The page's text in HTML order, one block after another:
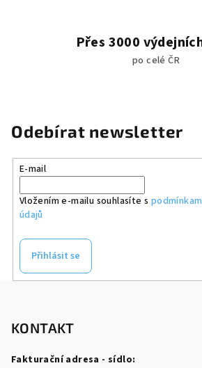
Přes 3000
po celé ČR
Odebírat newsletter
E-mail
Vložením e-mailu souhlasíte s
údajů
Přihlásit se
KONTAKT
Fakturační adresa - sídlo: